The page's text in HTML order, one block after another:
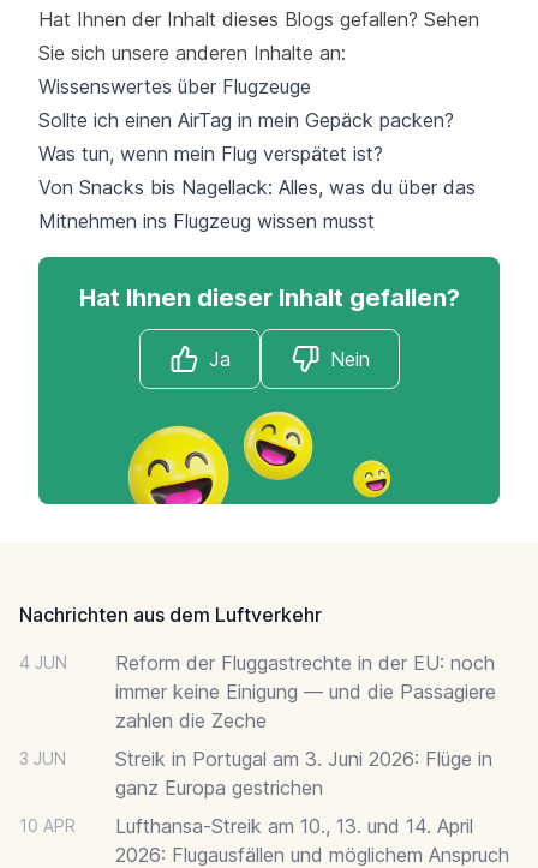
Hat Ihnen der Inhalt dieses Blogs gefallen? Sehen
Sie sich unsere anderen Inhalte an:
Wissenswertes über Flugzeuge
Sollte ich einen AirTag in mein Gepäck packen?
Was tun, wenn mein Flug verspätet ist?
Von Snacks bis Nagellack: Alles, was du über das
Mitnehmen ins Flugzeug wissen musst
Hat Ihnen dieser Inhalt gefallen?
Ja Nein
Nachrichten aus dem Luftverkehr
4 JUN
Reform der Fluggastrechte in der EU: noch
immer keine Einigung — und die Passagiere
zahlen die Zeche
3 JUN
Streik in Portugal am 3. Juni 2026: Flüge in
ganz Europa gestrichen
10 APR
Lufthansa-Streik am 10., 13. und 14. April
2026: Flugausfällen und möglichem Anspruch